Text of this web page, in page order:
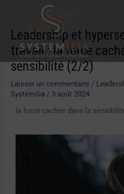
contenuLeadership et
travail : la force
sensibilité (2/2)
Laisser un commentaire /
Systemilia / 3 août 2024
la force cachée dans la
articles